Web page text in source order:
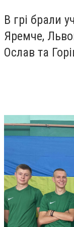
В грі брали
Яремче,
Ослав та